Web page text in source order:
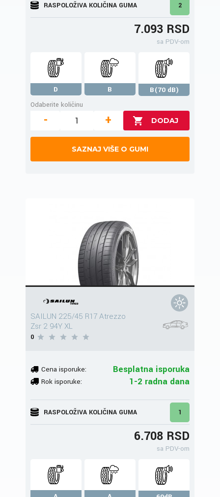
RASPOLOŽIVA KOLIČINA GUMA 2
7.093 RSD
sa PDV-om
D B
B(70 dB)
Odaberite količinu
- +
SAZNAJ VIŠE O GUMI
SAILUN 225/45 R17 Atrezzo
Zsr 2 94Y XL
0
Cena isporuke: Besplatna isporuka
Rok isporuke: 1-2 radna dana
RASPOLOŽIVA KOLIČINA GUMA 1
6.708 RSD
sa PDV-om